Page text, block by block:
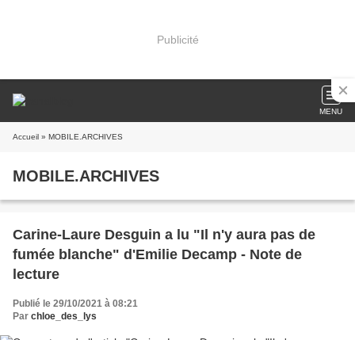
Publicité
MENU
Accueil » MOBILE.ARCHIVES
MOBILE.ARCHIVES
Carine-Laure Desguin a lu "Il n'y aura pas de
fumée blanche" d'Emilie Decamp - Note de
lecture
Publié le 29/10/2021 à 08:21
Par chloe_des_lys